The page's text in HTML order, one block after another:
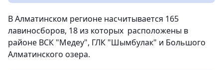
В Алматинском регионе насчитывается 165
лавиносборов, 18 из которых расположены в
районе ВСК "Медеу", ГЛК "Шымбулак" и Большого
Алматинского озера.